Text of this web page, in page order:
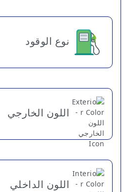
نوع الوقود
اللون الخارجي
اللون الداخلي